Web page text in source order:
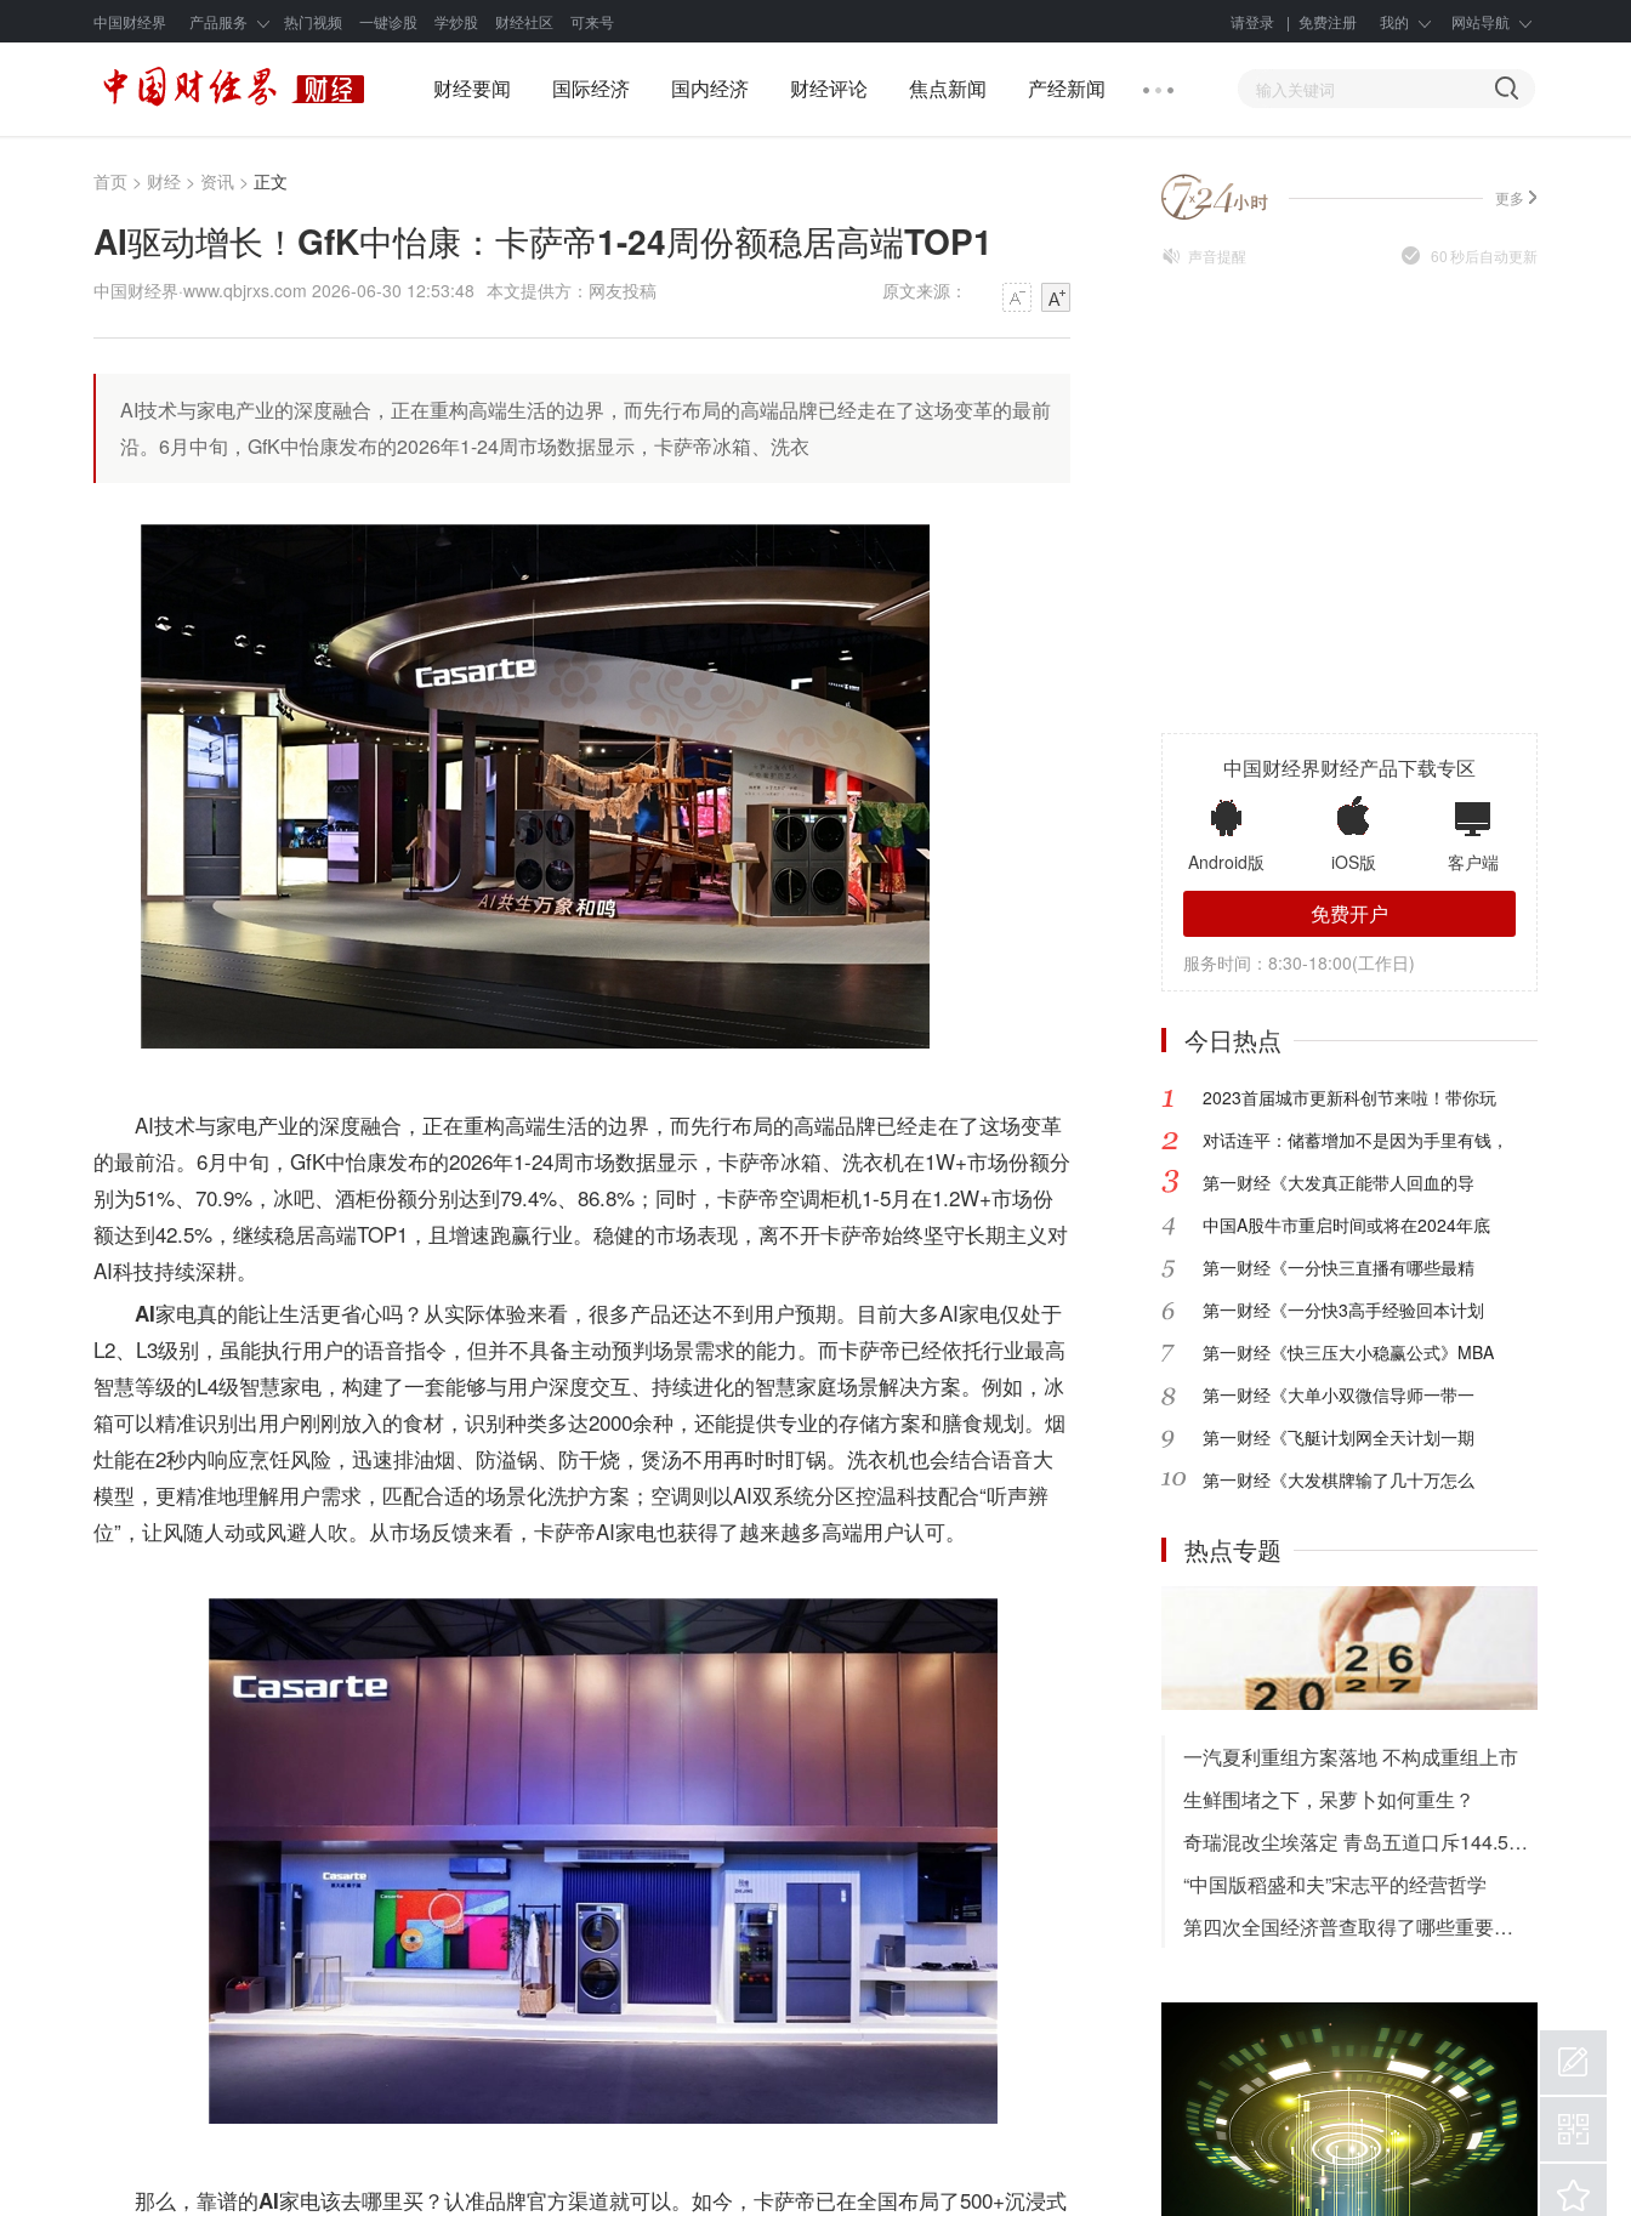
中国财经界 产品服务 热门视频 一键诊股 学炒股 财经社区 可来号 请登录 | 免费注册 我的 网站导航
财经要闻 国际经济 国内经济 财经评论 焦点新闻 产经新闻
首页 > 财经 > 资讯 > 正文
AI驱动增长！GfK中怡康：卡萨帝1-24周份额稳居高端TOP1
中国财经界·www.qbjrxs.com 2026-06-30 12:53:48 本文提供方：网友投稿 原文来源：
AI技术与家电产业的深度融合，正在重构高端生活的边界，而先行布局的高端品牌已经走在了这场变革的最前
沿。6月中旬，GfK中怡康发布的2026年1-24周市场数据显示，卡萨帝冰箱、洗衣
AI技术与家电产业的深度融合，正在重构高端生活的边界，而先行布局的高端品牌已经走在了这场变革
的最前沿。6月中旬，GfK中怡康发布的2026年1-24周市场数据显示，卡萨帝冰箱、洗衣机在1W+市场份额分
别为51%、70.9%，冰吧、酒柜份额分别达到79.4%、86.8%；同时，卡萨帝空调柜机1-5月在1.2W+市场份
额达到42.5%，继续稳居高端TOP1，且增速跑赢行业。稳健的市场表现，离不开卡萨帝始终坚守长期主义对
AI科技持续深耕。
AI家电真的能让生活更省心吗？ 从实际体验来看，很多产品还达不到用户预期。目前大多AI家电仅处于
L2、L3级别，虽能执行用户的语音指令，但并不具备主动预判场景需求的能力。而卡萨帝已经依托行业最高
智慧等级的L4级智慧家电，构建了一套能够与用户深度交互、持续进化的智慧家庭场景解决方案。例如，冰
箱可以精准识别出用户刚刚放入的食材，识别种类多达2000余种，还能提供专业的存储方案和膳食规划。烟
灶能在2秒内响应烹饪风险，迅速排油烟、防溢锅、防干烧，煲汤不用再时时盯锅。洗衣机也会结合语音大
模型，更精准地理解用户需求，匹配合适的场景化洗护方案；空调则以AI双系统分区控温科技配合“听声辨
位”，让风随人动或风避人吹。从市场反馈来看，卡萨帝AI家电也获得了越来越多高端用户认可。
那么，靠谱的AI家电该去哪里买？认准品牌官方渠道就可以。如今，卡萨帝已在全国布局了500+沉浸式
更多
声音提醒 60秒后自动更新
中国财经界财经产品下载专区
Android版 iOS版 客户端
免费开户
服务时间：8:30-18:00(工作日)
今日热点
2023首届城市更新科创节来啦！带你玩
对话连平：储蓄增加不是因为手里有钱，
第一财经《大发真正能带人回血的导
中国A股牛市重启时间或将在2024年底
第一财经《一分快三直播有哪些最精
第一财经《一分快3高手经验回本计划
第一财经《快三压大小稳赢公式》MBA
第一财经《大单小双微信导师一带一
第一财经《飞艇计划网全天计划一期
第一财经《大发棋牌输了几十万怎么
热点专题
一汽夏利重组方案落地 不构成重组上市
生鲜围堵之下，呆萝卜如何重生？
奇瑞混改尘埃落定 青岛五道口斥144.5亿胜出
“中国版稻盛和夫”宋志平的经营哲学
第四次全国经济普查取得了哪些重要成果？